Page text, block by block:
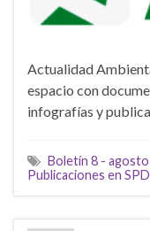
Actualidad
espacio con
infografías y
Boletín 8 -
Publicaciones en